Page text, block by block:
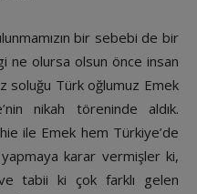
bir sebebi de bir
ne olursa olsun önce insan
soluğu Türk oğlumuz Emek
nikah töreninde aldık.
ile Emek hem Türkiye’de
karar vermişler ki,
tabii ki çok farklı gelen